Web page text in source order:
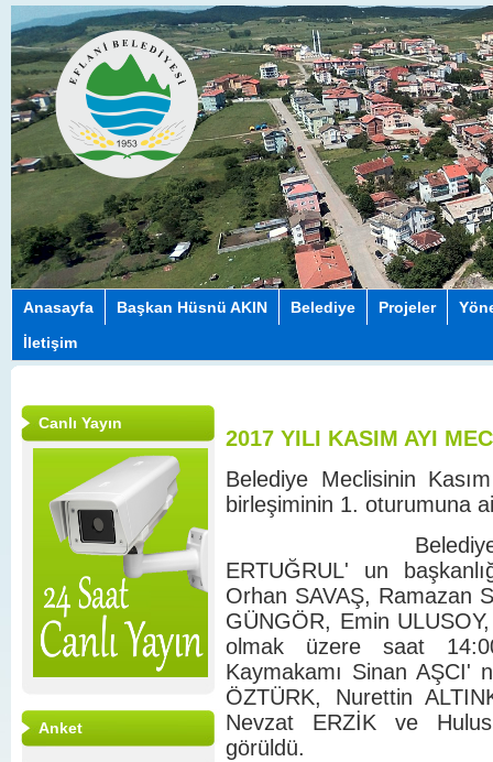
Anasayfa Başkan Hüsnü AKIN Belediye Projeler
İletişim
Canlı Yayın
Anket
2017 YILI KASIM AYI
Belediye Meclisinin
birleşiminin 1. oturumuna
Belediye Meclisi
ERTUĞRUL' un
Orhan SAVAŞ, Ramazan
GÜNGÖR, Emin
olmak üzere saat
Kaymakamı Sinan AŞCI'
ÖZTÜRK, Nurettin
Nevzat ERZİK ve
görüldü.